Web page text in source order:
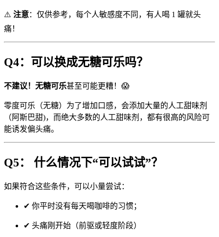
⚠️ 注意：仅供参考，每个人敏感度不同，有人喝 1 罐就头
痛！
Q4：可以换成无糖可乐吗？
不建议！无糖可乐甚至可能更糟！😱
零度可乐（无糖）为了增加口感，会添加大量的人工甜味剂
（阿斯巴甜)，而绝大多数的人工甜味剂，都有很高的风险可
能诱发偏头痛。
Q5： 什么情况下“可以试试”？
如果符合这些条件，可以小量尝试：
✔ 你平时没有每天喝咖啡的习惯；
✔ 头痛刚开始（前驱或轻度阶段）